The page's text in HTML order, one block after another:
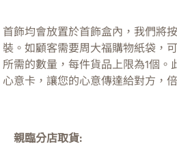
首飾均會放置於首飾盒內，我們將
裝。如顧客需要周大福購物紙袋，
所需的數量，每件貨品上限為1個。
心意卡，讓您的心意傳達給對方，
親臨分店取貨: